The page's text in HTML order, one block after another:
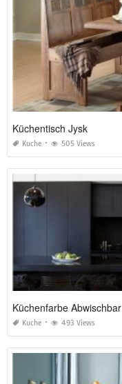
Küchentisch Jysk
Kuche 505 Views
Küchenfarbe Abwischbar
Kuche 493 Views